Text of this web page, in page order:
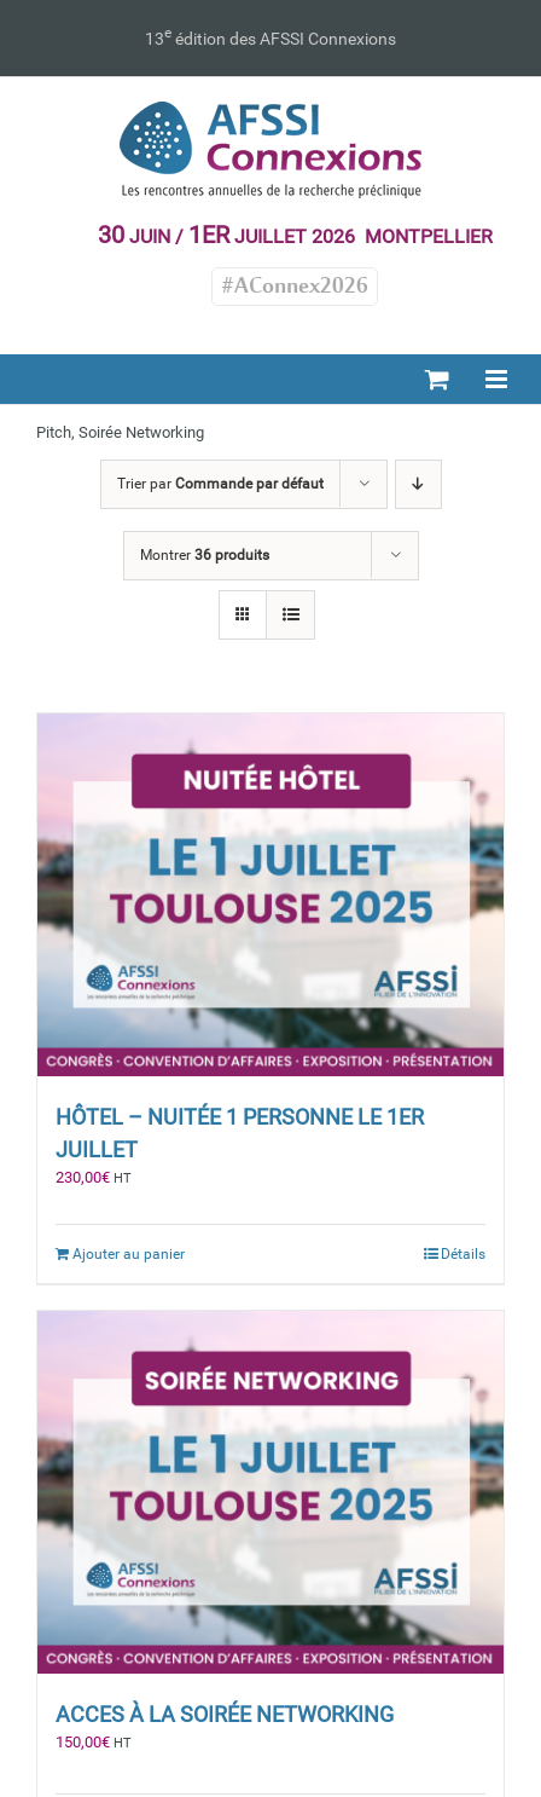
13e édition des AFSSI Connexions
30JUIN / 1ERJUILLET 2026 MONTPELLIER
#AConnex2026
Pitch, Soirée Networking
Trier par Commande par défaut
Montrer 36 produits
HÔTEL – NUITÉE 1 PERSONNE LE 1ER
JUILLET
230,00€ HT
Ajouter au panier Détails
ACCES À LA SOIRÉE NETWORKING
150,00€ HT